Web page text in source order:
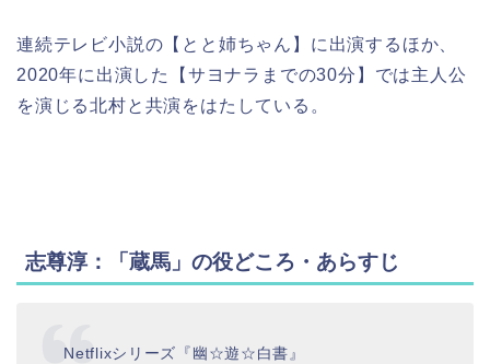
連続テレビ小説の【とと姉ちゃん】に出演するほか、
2020年に出演した【サヨナラまでの30分】では主人公
を演じる北村と共演をはたしている。
志尊淳：「蔵馬」の役どころ・あらすじ
Netflixシリーズ『幽☆遊☆白書』